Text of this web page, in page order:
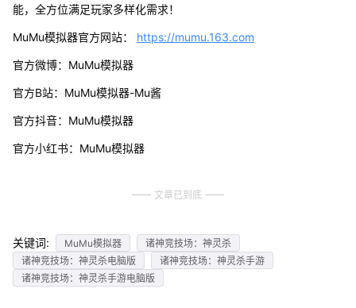
能，全方位满足玩家多样化需求！
MuMu模拟器官方网站： https://mumu.163.com
官方微博：MuMu模拟器
官方B站：MuMu模拟器-Mu酱
官方抖音：MuMu模拟器
官方小红书：MuMu模拟器
文章已到底
关键词: MuMu模拟器
诸神竞技场：神灵杀
诸神竞技场：神灵杀电脑版
诸神竞技场：神灵杀手游
诸神竞技场：神灵杀手游电脑版